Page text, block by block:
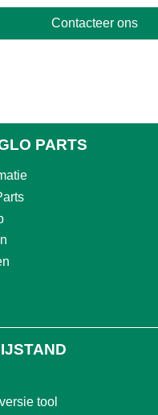
Contacteer ons
PARTS
tool